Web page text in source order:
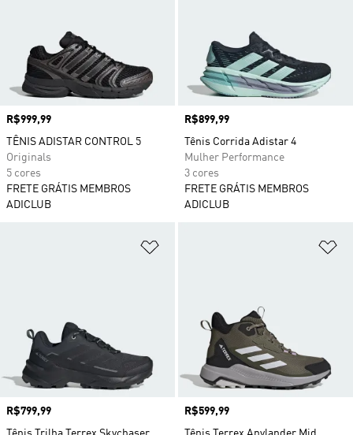
Preço
R$999,99
TÊNIS ADISTAR CONTROL 5
Originals
5 cores
FRETE GRÁTIS MEMBROS
ADICLUB
Preço
R$899,99
Tênis Corrida Adistar 4
Mulher Performance
3 cores
FRETE GRÁTIS MEMBROS
ADICLUB
Preço
R$799,99
Preço
R$599,99